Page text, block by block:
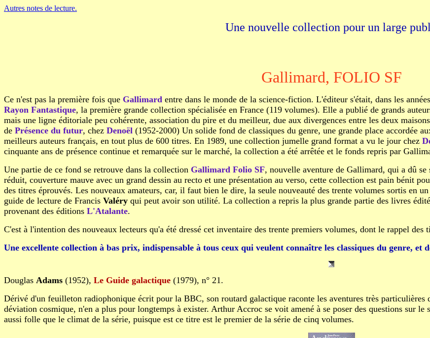
Autres notes de lecture.
Une nouvelle collection pour un large
Gallimard, FOLIO SF
Ce n'est pas la première fois que Gallimard entre dans le monde de la science-fiction. L'éditeur s'était, dans les
Rayon Fantastique, la première grande collection spécialisée en France (119 volumes). Elle a publié de grands
mais une ligne éditoriale peu cohérente, association du pire et du meilleur, due aux divergences entre les deux
de Présence du futur, chez Denoël (1952-2000) Un solide fond de classiques du genre, une grande place accordée
meilleurs auteurs français, en tout plus de 600 titres. En 1989, une collection jumelle grand format a vu le jour chez
cinquante ans de présence continue et remarquée sur le marché, la collection a été arrêtée et le fonds repris par
Une partie de ce fond se retrouve dans la collection Gallimard Folio SF, nouvelle aventure de Gallimard, qui a dû
réduit, couverture mauve avec un grand dessin au recto et une présentation au verso, cette collection est pain bénit
des titres éprouvés. Les nouveaux amateurs, car, il faut bien le dire, la seule nouveauté des trente volumes sortis en
guide de lecture de Francis Valéry qui peut avoir son utilité. La collection a repris la plus grande partie des livres
provenant des éditions L'Atalante.
C'est à l'intention des nouveaux lecteurs qu'a été dressé cet inventaire des trente premiers volumes, dont le rappel
Une excellente collection à bas prix, indispensable à tous ceux qui veulent connaître les classiques du genre, et
Douglas Adams (1952), Le Guide galactique (1979), n° 21.
Dérivé d'un feuilleton radiophonique écrit pour la BBC, son routard galactique raconte les aventures très
déviation cosmique, n'en a plus pour longtemps à exister. Arthur Accroc se voit amené à se poser des questions sur
aussi folle que le climat de la série, puisque est ce titre est le premier de la série de cinq volumes.